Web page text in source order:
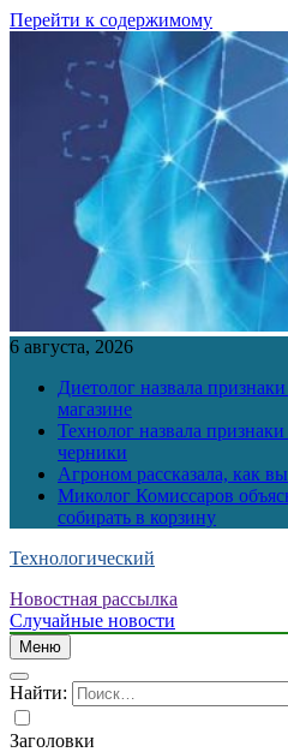
Перейти к содержимому
6 августа, 2026
Диетолог назвала
магазине
Технолог назвала
черники
Агроном рассказала, как
Миколог Комиссаров
собирать в корзину
Технологический
Новостная рассылка
Случайные новости
Меню
Найти:
Заголовки